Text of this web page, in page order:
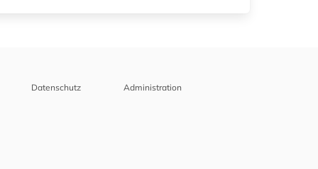
Datenschutz Administration